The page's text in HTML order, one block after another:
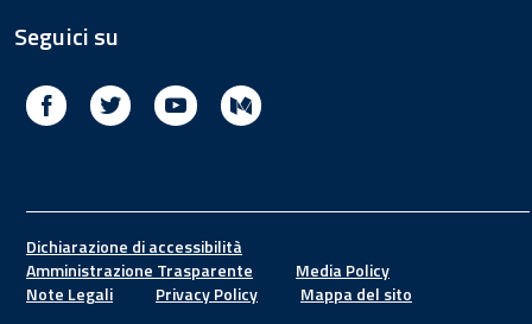
Seguici su
Facebook Twitter Youtube
Footer
Dichiarazione di accessibilità
Amministrazione Trasparente
Media Policy
Note Legali
Privacy Policy Mappa del sito